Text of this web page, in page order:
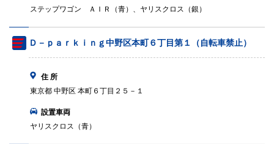
ステップワゴン ＡＩＲ（青）、ヤリスクロス（銀）
Ｄ－ｐａｒｋｉｎｇ中野区本町６丁目第１（自転車禁止）
住 所
東京都 中野区 本町６丁目２５－１
設置車両
ヤリスクロス（青）